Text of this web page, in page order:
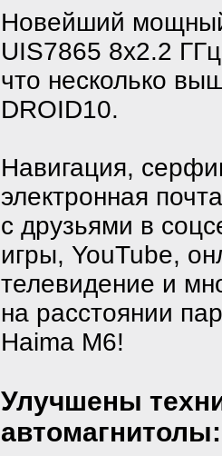
Новейший
UIS7865 8х2.2
что несколько
DROID10.
Навигация,
электронная
с друзьями в
игры, YouTube,
телевидение и
на расстоянии
Haima M6!
Улучшены
автомагнитолы: